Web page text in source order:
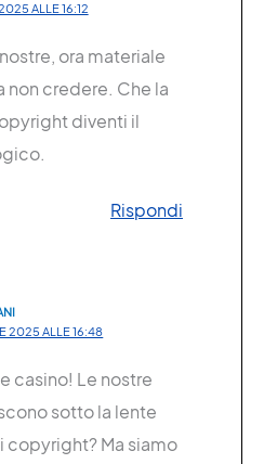
ALLE 16:12
ora materiale
non credere. Che la
diventi il
Rispondi
2025 ALLE 16:48
casino! Le nostre
sotto la lente
copyright? Ma siamo